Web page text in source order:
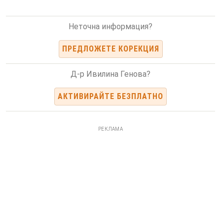
Неточна информация?
ПРЕДЛОЖЕТЕ КОРЕКЦИЯ
Д-р Ивилина Генова?
АКТИВИРАЙТЕ БЕЗПЛАТНО
РЕКЛАМА